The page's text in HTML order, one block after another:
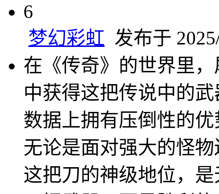
6
梦幻彩虹 发布于
在《传奇》的世界里
中获得这把传说中的
数据上拥有压倒性的
无论是面对强大的怪
这把刀的神级地位，